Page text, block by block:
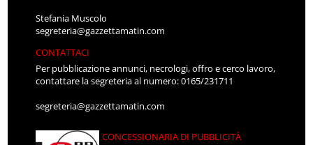
Stefania Muscolo
segreteria@gazzettamatin.com
CONTATTACI
Per pubblicazione annunci, necrologi, offro e cerco lavoro,
contattare la segreteria al numero: 0165/231711
segreteria@gazzettamatin.com
CONCESSIONARIA DI PUBBLICITÀ